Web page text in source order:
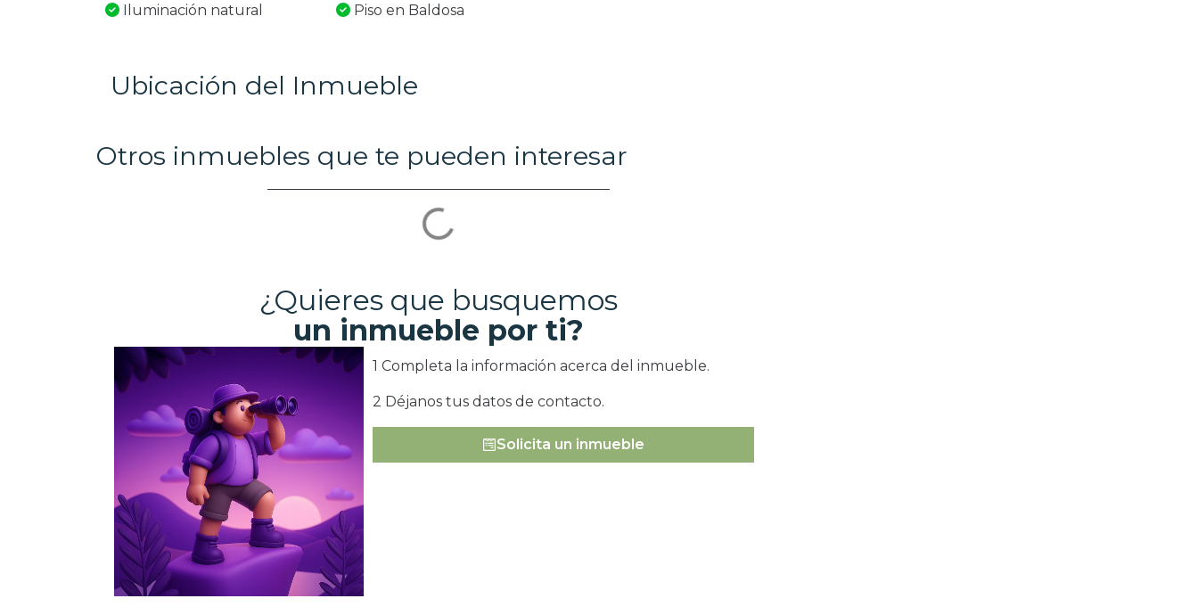
Iluminación natural
Piso en Baldosa
Ubicación del Inmueble
Otros inmuebles que te pueden interesar
¿Quieres que busquemos
un inmueble por ti?
1 Completa la información acerca del inmueble.
2 Déjanos tus datos de contacto.
Solicita un inmueble